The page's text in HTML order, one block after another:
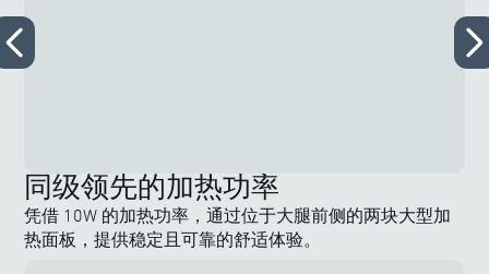
同级领先的加热功率
凭借 10W 的加热功率，通过位于大腿前侧的两块大型加
热面板，提供稳定且可靠的舒适体验。